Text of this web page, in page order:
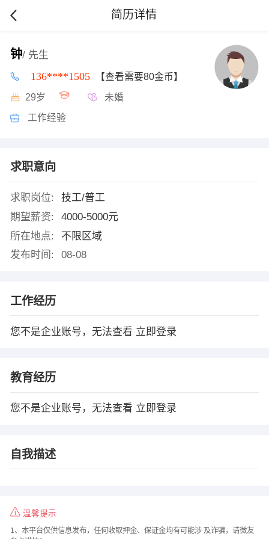
简历详情
钟/ 先生
136****1505 【查看需要80金币】
29岁 未婚
工作经验
求职意向
求职岗位:
技工/普工
期望薪资:
4000-5000元
所在地点:
不限区域
发布时间:
08-08
工作经历
您不是企业账号，无法查看 立即登录
教育经历
您不是企业账号，无法查看 立即登录
自我描述
温馨提示
1、本平台仅供信息发布，任何收取押金、保证金均有可能涉 及诈骗，请微友